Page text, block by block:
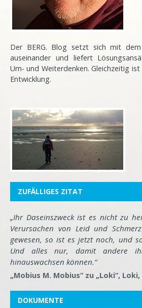
Der BERG. Blog setzt sich mit
auseinander und liefert
Um- und Weiterdenken. Gleichzeitig
Entwicklung.
ZUFÄLLIGES ZITAT
„Ihr Daseinszweck ist es nicht zu
Verursachen von Leid und
gewesen, so ist es jetzt noch, und
Und alles nur, damit andere
hinauswachsen können.“
„Mobius M. Mobius“ zu „Loki“, Loki,
DOKUMENTE